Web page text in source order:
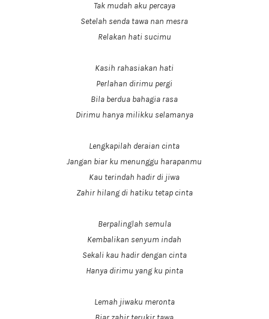
Tak mudah aku percaya
Setelah senda tawa nan mesra
Relakan hati sucimu
Kasih rahasiakan hati
Perlahan dirimu pergi
Bila berdua bahagia rasa
Dirimu hanya milikku selamanya
Lengkapilah deraian cinta
Jangan biar ku menunggu harapanmu
Kau terindah hadir di jiwa
Zahir hilang di hatiku tetap cinta
Berpalinglah semula
Kembalikan senyum indah
Sekali kau hadir dengan cinta
Hanya dirimu yang ku pinta
Lemah jiwaku meronta